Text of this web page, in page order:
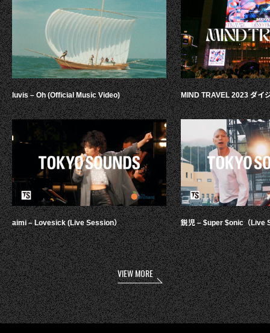
luvis – Oh (Official Music Video)
aimi – Lovesick (Live Session）
MIND TRAVEL 2023 ダイ
鋭児 – $uper $onic（Live
VIEW MORE